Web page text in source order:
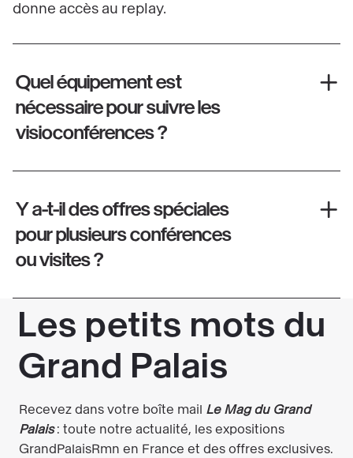
donne accès au replay.
Quel équipement est
nécessaire pour suivre les
visioconférences ?
Y a-t-il des offres spéciales
pour plusieurs conférences
ou visites ?